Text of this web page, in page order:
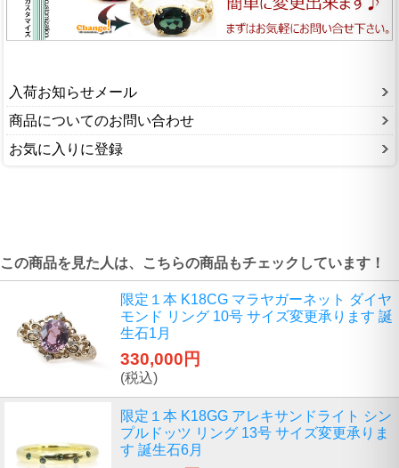
入荷お知らせメール
商品についてのお問い合わせ
お気に入りに登録
この商品を見た人は、こちらの商品もチェックしています！
限定１本 K18CG マラヤガーネット ダイヤ
モンド リング 10号 サイズ変更承ります 誕
生石1月
330,000円
(税込)
限定１本 K18GG アレキサンドライト シン
プルドッツ リング 13号 サイズ変更承りま
す 誕生石6月